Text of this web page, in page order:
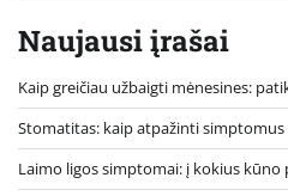
Naujausi įrašai
Kaip greičiau užbaigti mėnesines:
Stomatitas: kaip atpažinti
Laimo ligos simptomai: į kokius